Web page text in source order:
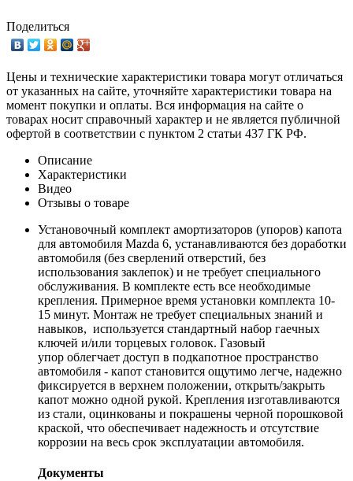
Поделиться
Цены и технические характеристики товара могут отличаться
от указанных на сайте, уточняйте характеристики товара на
момент покупки и оплаты. Вся информация на сайте о
товарах носит справочный характер и не является публичной
офертой в соответствии с пунктом 2 статьи 437 ГК РФ.
Описание
Характеристики
Видео
Отзывы о товаре
Установочный комплект амортизаторов (упоров) капота
для автомобиля Mazda 6, устанавливаются без доработки
автомобиля (без сверлений отверстий, без
использования заклепок) и не требует специального
обслуживания. В комплекте есть все необходимые
крепления. Примерное время установки комплекта 10-
15 минут. Монтаж не требует специальных знаний и
навыков, используется стандартный набор гаечных
ключей и/или торцевых головок. Газовый
упор облегчает доступ в подкапотное пространство
автомобиля - капот становится ощутимо легче, надежно
фиксируется в верхнем положении, открыть/закрыть
капот можно одной рукой. Крепления изготавливаются
из стали, оцинкованы и покрашены черной порошковой
краской, что обеспечивает надежность и отсутствие
коррозии на весь срок эксплуатации автомобиля.
Документы